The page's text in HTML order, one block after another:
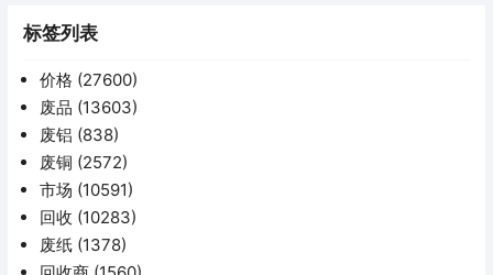
标签列表
价格 (27600)
废品 (13603)
废铝 (838)
废铜 (2572)
市场 (10591)
回收 (10283)
废纸 (1378)